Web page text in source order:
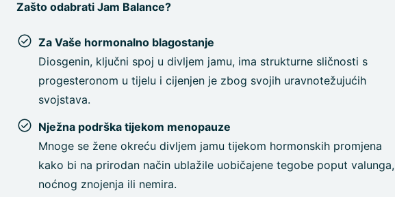
Zašto odabrati Jam Balance?
Za Vaše hormonalno blagostanje
Diosgenin, ključni spoj u divljem jamu, ima strukturne sličnosti s
progesteronom u tijelu i cijenjen je zbog svojih uravnotežujućih
svojstava.
Nježna podrška tijekom menopauze
Mnoge se žene okreću divljem jamu tijekom hormonskih promjena
kako bi na prirodan način ublažile uobičajene tegobe poput valunga,
noćnog znojenja ili nemira.